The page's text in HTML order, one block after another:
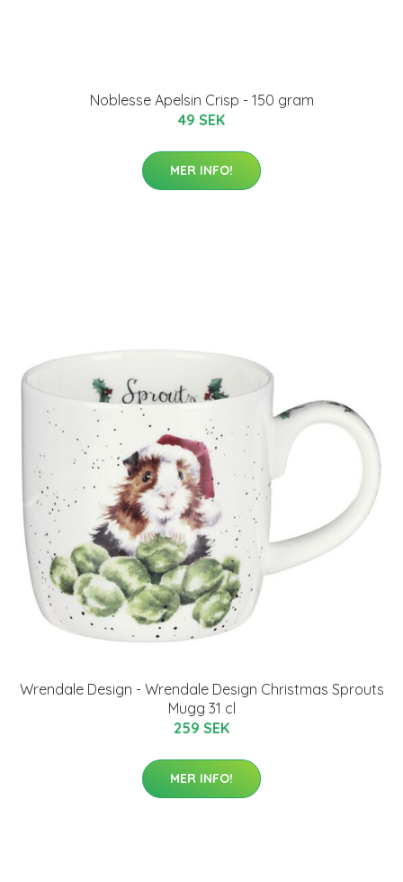
Noblesse Apelsin Crisp - 150 gram
49 SEK
MER INFO!
Wrendale Design - Wrendale Design Christmas Sprouts
Mugg 31 cl
259 SEK
MER INFO!